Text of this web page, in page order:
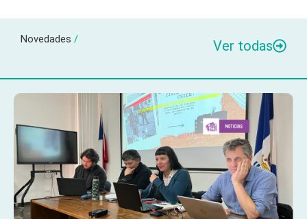
Novedades / Ver todas